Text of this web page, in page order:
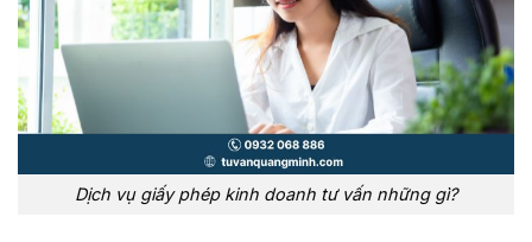
Dịch vụ giấy phép kinh doanh tư vấn những gì?